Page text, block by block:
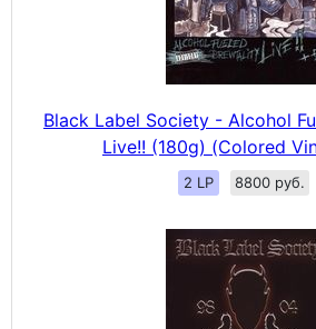
Black Label Society - Alcohol
Live!! (180g) (Colored
2 LP 8800 руб.